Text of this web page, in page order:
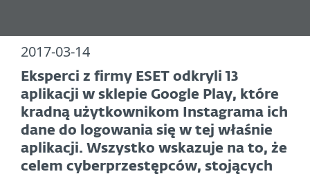
2017-03-14
Eksperci z firmy ESET odkryli 13
aplikacji w sklepie Google Play, które
kradną użytkownikom Instagrama ich
dane do logowania się w tej właśnie
aplikacji. Wszystko wskazuje na to, że
celem cyberprzestępców, stojących